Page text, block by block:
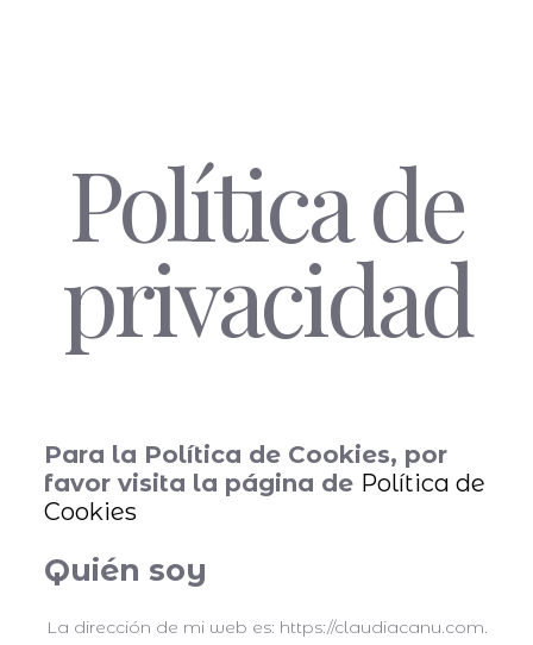
Política de
privacidad
Para la Política de Cookies, por
favor visita la página de Política de
Cookies
Quién soy
La dirección de mi web es: https://claudiacanu.com.